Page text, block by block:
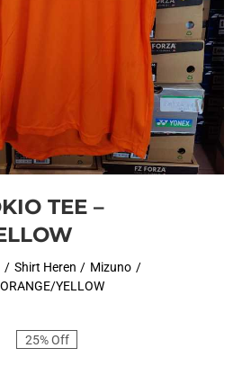
TEE –
Shirt Heren
Mizuno
YELLOW
25% Off